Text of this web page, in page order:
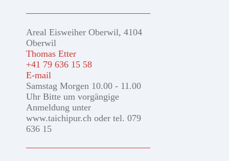
Areal Eisweiher Oberwil, 4104
Oberwil
Thomas Etter
+41 79 636 15 58
E-mail
Samstag Morgen 10.00 - 11.00
Uhr Bitte um vorgängige
Anmeldung unter
www.taichipur.ch oder tel. 079
636 15